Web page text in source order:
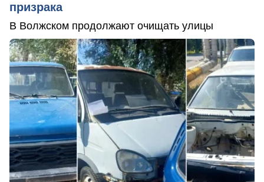
призрака
В Волжском продолжают очищать улицы